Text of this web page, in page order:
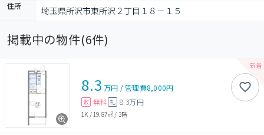
住所 埼玉県所沢市東所沢２丁目１８－１５
掲載中の物件(6件)
8.3 万円 /管理費8,000円
敷 無料 礼 8.3万円
1K / 19.87㎡ / 3階